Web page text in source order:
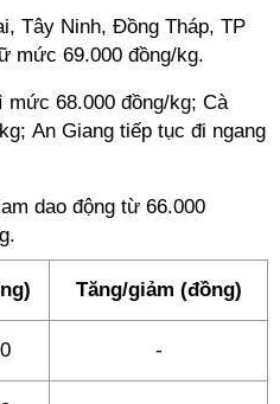
Tây Ninh, Đồng Tháp, TP
mức 69.000 đồng/kg.
68.000 đồng/kg; Cà
An Giang tiếp tục đi ngang
dao động từ 66.000
Tăng/giảm (đồng)
-